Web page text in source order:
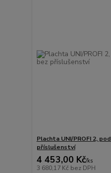
Plachta UNI/PROFI 2,
příslušenství
4 453,00 Kč/ks
3 680,17 Kč bez DPH